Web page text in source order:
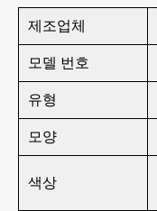
제조업체
모델 번호
유형
모양
색상